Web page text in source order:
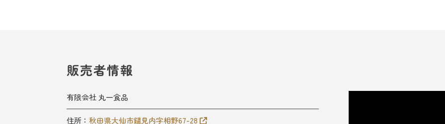
販売者情報
有限会社 丸一食品
住所：秋田県大仙市鑓見内字相野67-28